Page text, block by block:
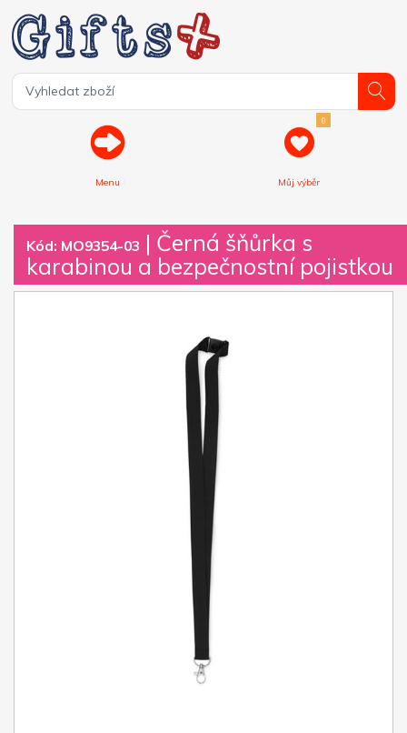
Menu
0
Můj výběr
Kód: MO9354-03 | Černá šňůrka s
karabinou a bezpečnostní pojistkou